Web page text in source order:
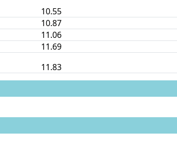
10.55
10.87
11.06
11.69
11.83